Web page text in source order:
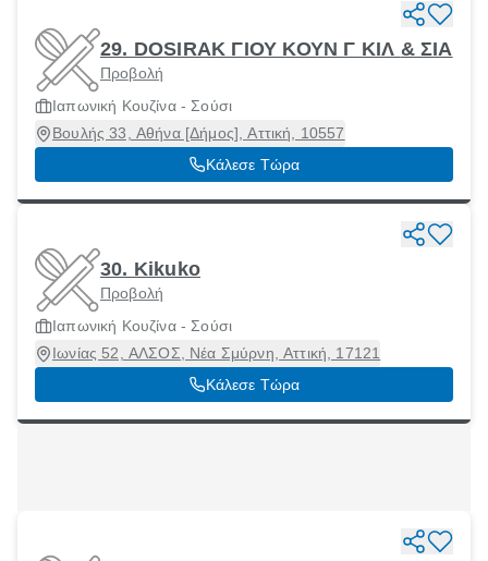
29. DOSIRAK ΓΙΟΥ ΚΟΥΝ Γ ΚΙΛ & ΣΙΑ
Προβολή
Ιαπωνική Κουζίνα - Σούσι
Βουλής 33, Αθήνα [Δήμος], Αττική, 10557
Κάλεσε Τώρα
30. Kikuko
Προβολή
Ιαπωνική Κουζίνα - Σούσι
Ιωνίας 52, ΑΛΣΟΣ, Νέα Σμύρνη, Αττική, 17121
Κάλεσε Τώρα